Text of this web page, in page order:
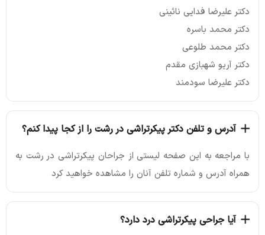
دکتر علیرضا فدایی نائینی
دکتر محمد باسره
دکتر محمد طلوعی
دکتر آریو شهبازی مقدم
دکتر علیرضا سودمند
آدرس و تلفن دکتر پیکرتراشی در رشت را از کجا پیدا کنم؟
با مراجعه به این صفحه لیستی از جراحان پیکرتراشی در رشت به
همراه آدرس و شماره تلفن آنان را مشاهده خواهید کرد
آیا جراحی پیکرتراشی درد دارد؟